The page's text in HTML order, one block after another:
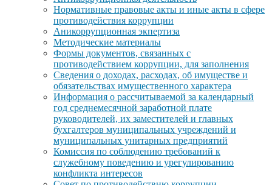
Нормативные правовые акты и иные акты в сфере
противодействия коррупции
Аникоррупционная экпертиза
Методические материалы
Формы документов, связанных с
противодействием коррупции, для заполнения
Сведения о доходах, расходах, об имуществе и
обязательствах имущественного характера
Информация о рассчитываемой за календарный
год среднемесячной заработной плате
руководителей, их заместителей и главных
бухгалтеров муниципальных учреждений и
муниципальных унитарных предприятий
Комиссия по соблюдению требований к
служебному поведению и урегулированию
конфликта интересов